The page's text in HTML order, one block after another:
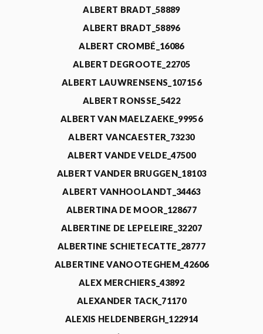
ALBERT BRADT_58889
ALBERT BRADT_58896
ALBERT CROMBÉ_16086
ALBERT DEGROOTE_22705
ALBERT LAUWRENSENS_107156
ALBERT RONSSE_5422
ALBERT VAN MAELZAEKE_99956
ALBERT VANCAESTER_73230
ALBERT VANDE VELDE_47500
ALBERT VANDER BRUGGEN_18103
ALBERT VANHOOLANDT_34463
ALBERTINA DE MOOR_128677
ALBERTINE DE LEPELEIRE_32207
ALBERTINE SCHIETECATTE_28777
ALBERTINE VANOOTEGHEM_42606
ALEX MERCHIERS_43892
ALEXANDER TACK_71170
ALEXIS HELDENBERGH_122914